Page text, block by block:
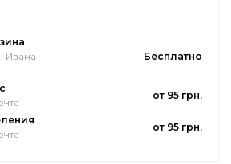
Ивана
Бесплатно
от 95 грн.
от 95 грн.